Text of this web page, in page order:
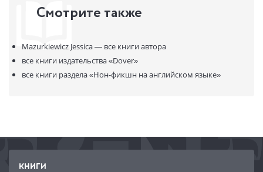
Смотрите также
Mazurkiewicz Jessica — все книги автора
все книги издательства«Dover»
все книги раздела«Нон-фикшн на английском языке»
КНИГИ